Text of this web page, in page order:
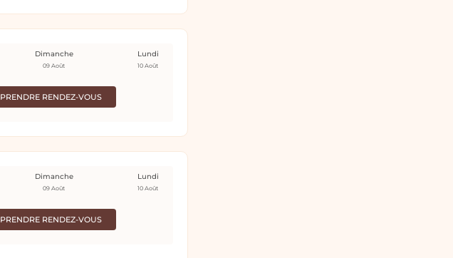
PRENDRE RENDEZ-VOUS
Dimanche
09 Août
Lundi
10 Août
PRENDRE RENDEZ-VOUS
Dimanche
09 Août
Lundi
10 Août